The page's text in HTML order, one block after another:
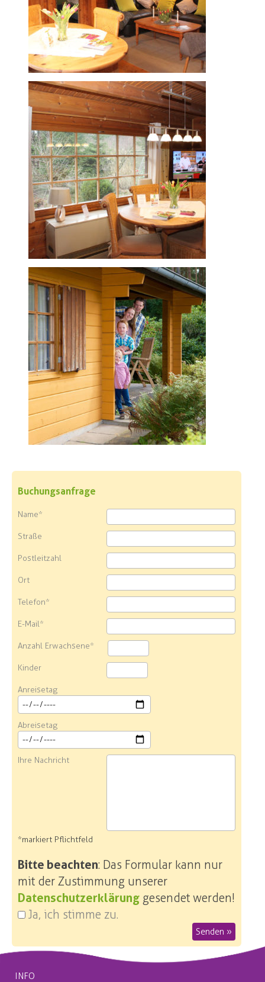
Buchungsanfrage
Name*
Straße
Postleitzahl
Ort
Telefon*
E-Mail*
Anzahl Erwachsene*
Kinder
Anreisetag
Abreisetag
Ihre Nachricht
*markiert Pflichtfeld
Bitte beachten: Das Formular kann nur
mit der Zustimmung unserer
Datenschutzerklärung gesendet werden!
Ja, ich stimme zu.
Senden »
INFO